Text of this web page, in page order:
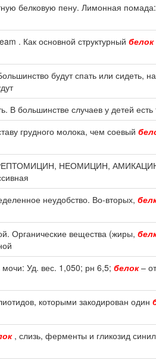
белковую пену. Лимонная
. Как основной структурный белок
будут спать или сидеть,
В большинстве случаев у детей есть
грудного молока, чем соевый
НЕОМИЦИН,
неудобство. Во-вторых,
Органические вещества (жиры,
мочи: Уд. вес. 1,050; рн 6,5; белок–
которыми закодирован один
, слизь, ферменты и гликозид